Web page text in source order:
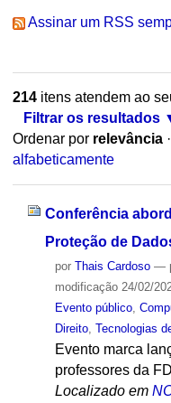
Assinar um RSS
214itens atendem ao
Filtrar os resultados
Ordenar por relevância ·
alfabeticamente
Conferência
Proteção de
por Thais Cardoso —
modificação24/02/
Evento público,
Direito, Tecnologias
Evento marca
professores da
Localizado em